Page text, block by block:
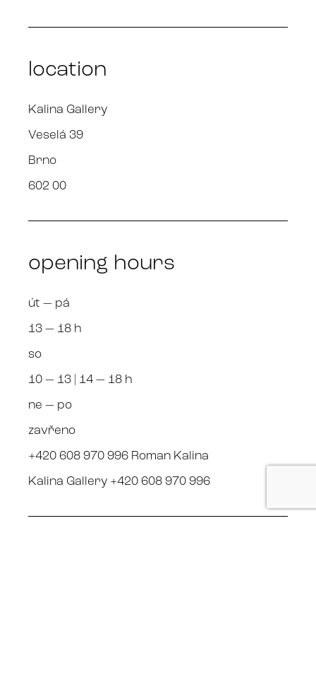
location
Kalina Gallery
Veselá 39
Brno
602 00
opening hours
út — pá
13 — 18 h
so
10 — 13 | 14 — 18 h
ne — po
zavřeno
+420 608 970 996 Roman Kalina
Kalina Gallery +420 608 970 996